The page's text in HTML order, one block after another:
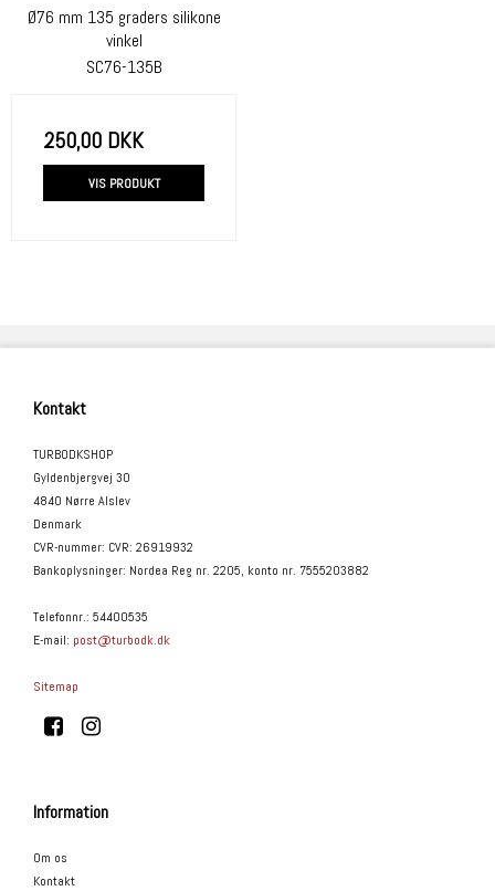
Ø76 mm 135 graders silikone
vinkel
SC76-135B
250,00 DKK
VIS PRODUKT
Kontakt
TURBODKSHOP
Gyldenbjergvej 30
4840 Nørre Alslev
Denmark
CVR-nummer: CVR: 26919932
Bankoplysninger: Nordea Reg nr. 2205, konto nr. 7555203882
Telefonnr.: 54400535
E-mail: post@turbodk.dk
Sitemap
Information
Om os
Kontakt